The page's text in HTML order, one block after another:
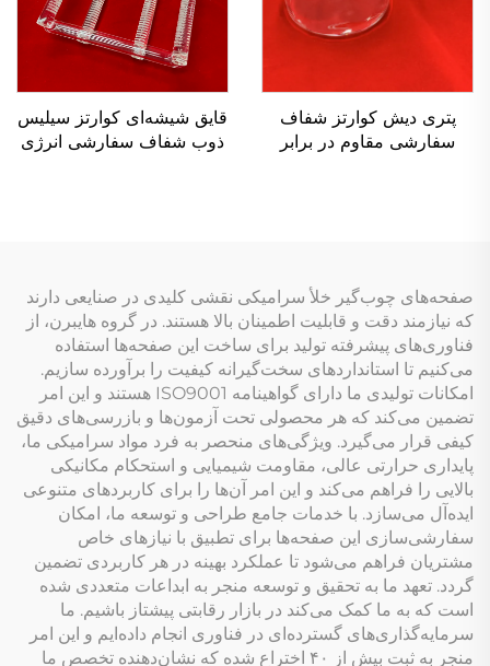
پتری دیش کوارتز شفاف
سفارشی مقاوم در برابر
قایق شیشه‌ای کوارتز سیلیس
ذوب شفاف سفارشی انرژی
صفحه‌های چوب‌گیر خلأ سرامیکی نقشی کلیدی در صنایعی دارند
که نیازمند دقت و قابلیت اطمینان بالا هستند. در گروه هایبرن، از
فناوری‌های پیشرفته تولید برای ساخت این صفحه‌ها استفاده
می‌کنیم تا استانداردهای سخت‌گیرانه کیفیت را برآورده سازیم.
امکانات تولیدی ما دارای گواهینامه ISO9001 هستند و این امر
تضمین می‌کند که هر محصولی تحت آزمون‌ها و بازرسی‌های دقیق
کیفی قرار می‌گیرد. ویژگی‌های منحصر به فرد مواد سرامیکی ما،
پایداری حرارتی عالی، مقاومت شیمیایی و استحکام مکانیکی
بالایی را فراهم می‌کند و این امر آن‌ها را برای کاربردهای متنوعی
ایده‌آل می‌سازد. با خدمات جامع طراحی و توسعه ما، امکان
سفارشی‌سازی این صفحه‌ها برای تطبیق با نیازهای خاص
مشتریان فراهم می‌شود تا عملکرد بهینه در هر کاربردی تضمین
گردد. تعهد ما به تحقیق و توسعه منجر به ابداعات متعددی شده
است که به ما کمک می‌کند در بازار رقابتی پیشتاز باشیم. ما
سرمایه‌گذاری‌های گسترده‌ای در فناوری انجام داده‌ایم و این امر
منجر به ثبت بیش از ۴۰ اختراع شده که نشان‌دهنده تخصص ما